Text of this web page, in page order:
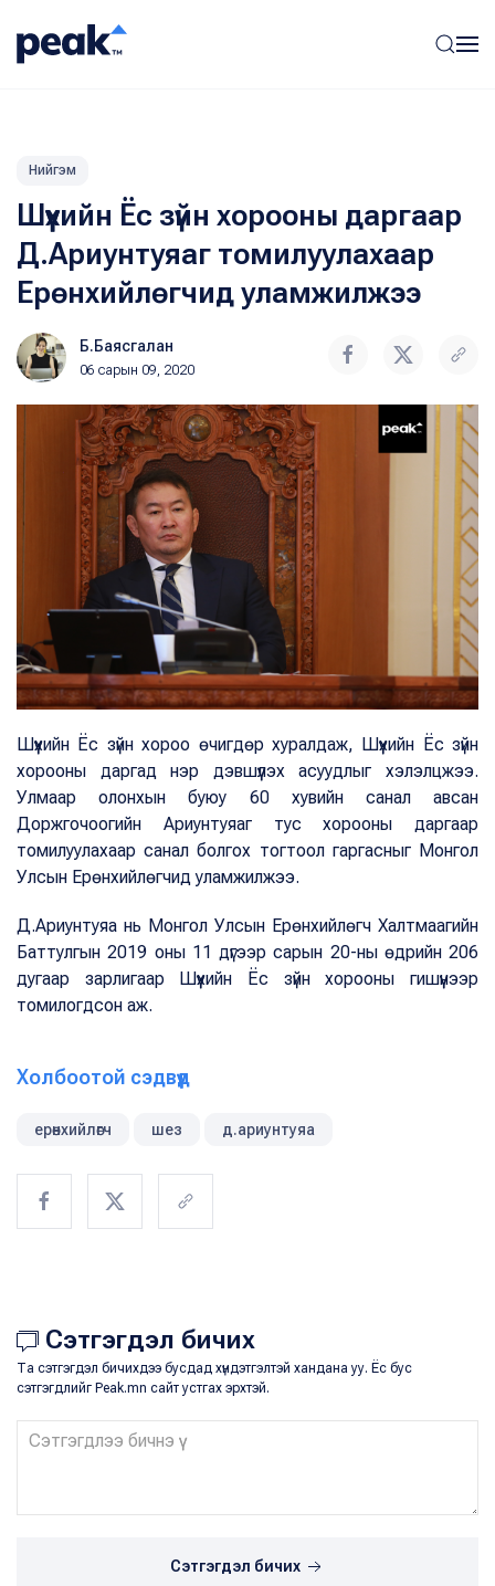
Нийгэм
Шүүхийн Ёс зүйн хорооны даргаар
Д.Ариунтуяаг томилуулахаар
Ерөнхийлөгчид уламжилжээ
Б.Баясгалан
06 сарын 09, 2020
Шүүхийн Ёс зүйн хороо өчигдөр хуралдаж, Шүүхийн Ёс зүйн
хорооны даргад нэр дэвшүүлэх асуудлыг хэлэлцжээ.
Улмаар олонхын буюу 60 хувийн санал авсан
Доржгочоогийн Ариунтуяаг тус хорооны даргаар
томилуулахаар санал болгох тогтоол гаргасныг Монгол
Улсын Ерөнхийлөгчид уламжилжээ.
Д.Ариунтуяа нь Монгол Улсын Ерөнхийлөгч Халтмаагийн
Баттулгын 2019 оны 11 дүгээр сарын 20-ны өдрийн 206
дугаар зарлигаар Шүүхийн Ёс зүйн хорооны гишүүнээр
томилогдсон аж.
Холбоотой сэдвүүд
ерөнхийлөгч шез д.ариунтуяа
Сэтгэгдэл бичих
Та сэтгэгдэл бичихдээ бусдад хүндэтгэлтэй хандана уу. Ёс бус
сэтгэгдлийг Peak.mn сайт устгах эрхтэй.
Сэтгэгдэл бичих